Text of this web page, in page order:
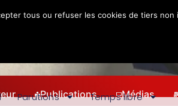
Publications Médias
Parutions Temps libre
tous ou refuser les cookies de tiers non